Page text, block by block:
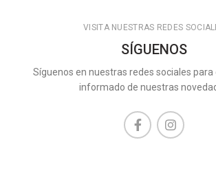
VISITA NUESTRAS REDES
SÍGUENOS
Síguenos en nuestras redes sociales
informado de nuestras